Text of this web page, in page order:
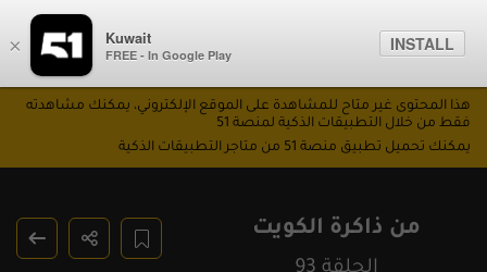
× Kuwait
FREE - In Google Play
INSTALL
من ذاكرة الكويت
هذا المحتوى غير متاح للمشاهدة على الموقع الإلكتروني، يمكنك مشاهدته
فقط من خلال التطبيقات الذكية لمنصة 51
يمكنك تحميل تطبيق منصة 51 من متاجر التطبيقات الذكية